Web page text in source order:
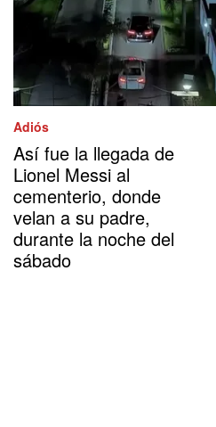
Adiós
Así fue la llegada de
Lionel Messi al
cementerio, donde
velan a su padre,
durante la noche del
sábado